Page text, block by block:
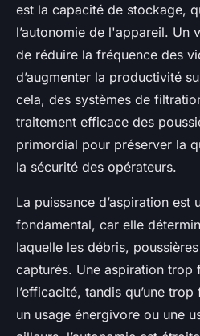
est la capacité de stockage,
l’autonomie de l'appareil. Un
de réduire la fréquence des
d’augmenter la productivité
cela, des systèmes de
traitement efficace des
primordial pour préserver la
la sécurité des opérateurs.
La puissance d’aspiration est
fondamental, car elle
laquelle les débris,
capturés. Une aspiration trop
l’efficacité, tandis qu’une
un usage énergivore ou une